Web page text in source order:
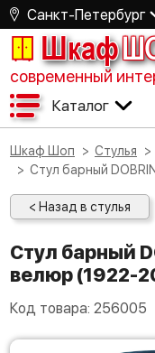
Санкт-Петербург
Шкаф
современный
Каталог
Шкаф Шоп Стулья
Стул барный
< Назад в стулья
Стул барный DOBRIN DARCY, синий
велюр (1922-
Код товара: 256005